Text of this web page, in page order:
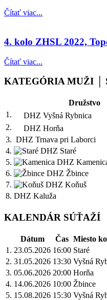
Čítať viac...
4. kolo ZHSL 2022,
Čítať viac...
KATEGÓRIA MUŽI │
Družstvo
1.
DHZ Vyšná Rybnica
2.
DHZ Horňa
3. DHZ Trnava pri Laborci
4.
DHZ Staré
5.
DHZ
6.
DHZ Žbince
7.
DHZ Koňuš
8. DHZ Kaluža
KALENDÁR SÚŤAŽÍ
Dátum Čas Miesto
1. 23.05.2026 16:00 Staré
2. 31.05.2026 13:30 Vyšná
3. 05.06.2026 20:00 Horňa
4. 14.06.2026 10:00 Žbince
5. 15.08.2026 15:30 Vyšná